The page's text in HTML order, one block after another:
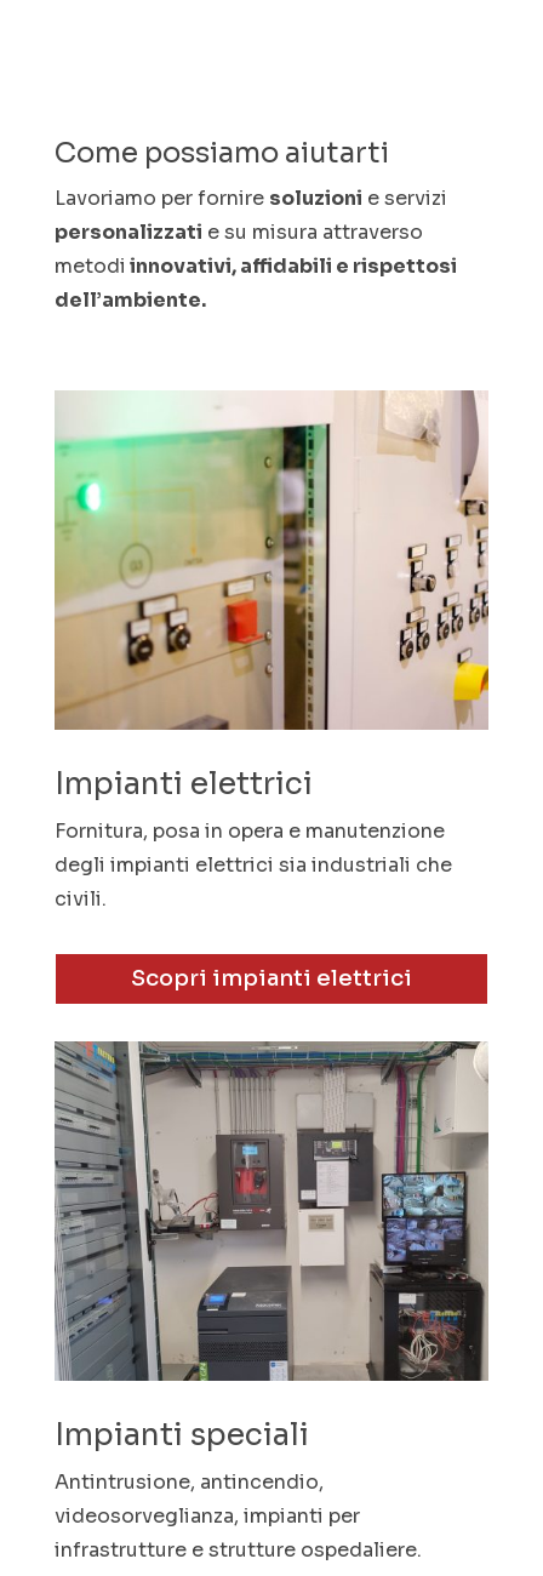
Come possiamo aiutarti
Lavoriamo per fornire soluzioni e servizi
personalizzati e su misura attraverso
metodi innovativi, affidabili e rispettosi
dell’ambiente.
Impianti elettrici
Fornitura, posa in opera e manutenzione
degli impianti elettrici sia industriali che
civili.
Scopri impianti elettrici
Impianti speciali
Antintrusione, antincendio,
videosorveglianza, impianti per
infrastrutture e strutture ospedaliere.